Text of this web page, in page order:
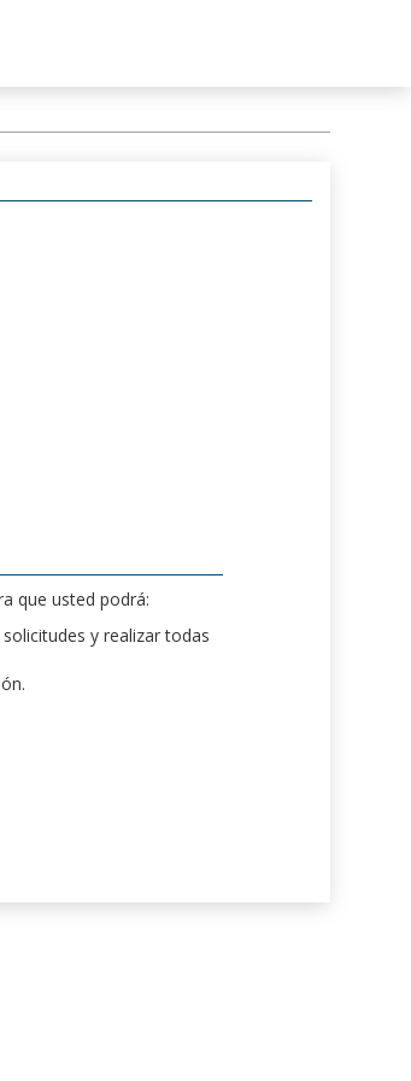
que usted podrá:
y realizar todas